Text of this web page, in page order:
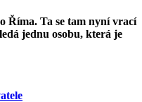
Říma. Ta se tam nyní vrací
jednu osobu, která je